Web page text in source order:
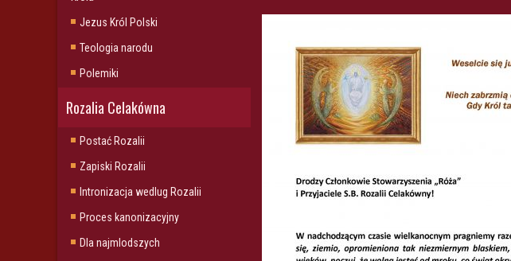
Jezus Król Polski
Teologia narodu
Polemiki
Rozalia Celakówna
Postać Rozalii
Zapiski Rozalii
Intronizacja wedlug Rozalii
Proces kanonizacyjny
Dla najmlodszych